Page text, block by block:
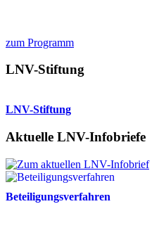
zum Programm
LNV-Stiftung
LNV-Stiftung
Aktuelle LNV-Infobriefe
Beteiligungsverfahren